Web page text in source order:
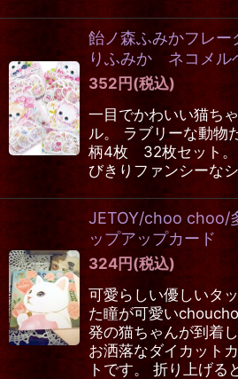
飴ノ森ふみかフレー
りふみか ネコメル
352 円 (税込)
一目でかわいい猫ち
ル。 ラブリーな動物
柄4枚 32枚セット。
びきりファンシーな
JETOY/choo choo/
ップアップカード
324円 (税込)
可愛らしい優しいタ
た瞳が可愛い
発の猫ちゃんが到着
お洒落なダイカット
トです。 折り上げる